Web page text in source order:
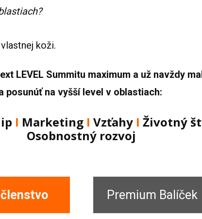
koži.
LEVEL Summitu maximum a už navždy
na vyšší level v oblastiach:
Ι Marketing Ι Vzťahy Ι Životný
Osobnostný rozvoj
Premium Balíček